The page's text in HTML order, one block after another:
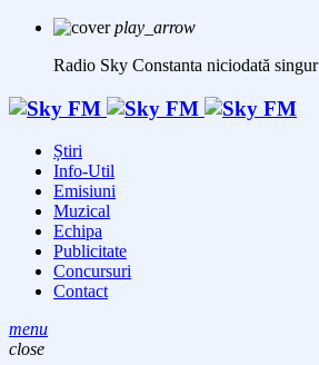
play_arrow
Radio Sky Constanta niciodată singur
Știri
Info-Util
Emisiuni
Muzical
Echipa
Publicitate
Concursuri
Contact
menu
close